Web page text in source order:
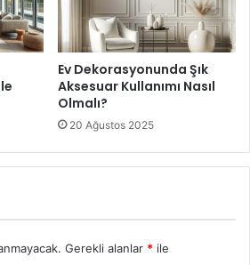
Ev Dekorasyonunda Şık
Aksesuar Kullanımı Nasıl
Olmalı?
20 Ağustos 2025
Gerekli alanlar * ile